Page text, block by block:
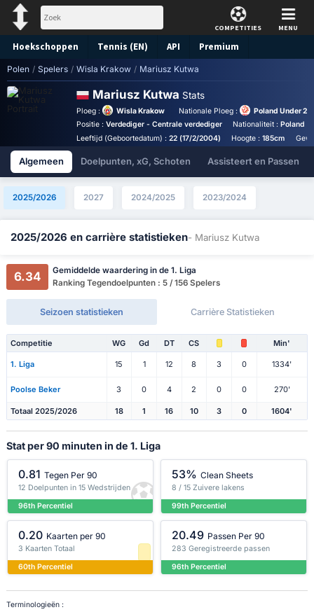
COMPETITIES MENU
Hoekschoppen Tennis (EN) API Premium
Voorspelling
Polen / Spelers / Wisla Krakow / Mariusz Kutwa
Mariusz Kutwa Stats
Ploeg : Wisla Krakow Nationale Ploeg :
Poland Under 20
Positie : Verdediger - Centrale verdediger Nationaliteit :Poland
Leeftijd (Geboortedatum) : 22 (17/2/2004) Hoogte :185cm
Algemeen Doelpunten, xG, Schoten Assisteert en Passen
2025/2026 2027 2024/2025 2023/2024
2025/2026 en carrière statistieken- Mariusz Kutwa
6.34
Gemiddelde waardering in de 1. Liga
Ranking Tegendoelpunten : 5 / 156 Spelers
Seizoen statistieken Carrière Statistieken
Competitie WG Gd DT CS Min'
1. Liga 15 1 12 8 3 0 1334'
Poolse Beker 3 0 4 2 0 0 270'
Totaal 2025/2026 18 1 16 10 3 0 1604'
Stat per 90 minuten in de 1. Liga
0.81 Tegen Per 90
12 Doelpunten in 15 Wedstrijden
96th Percentiel
53% Clean Sheets
8 / 15 Zuivere lakens
99th Percentiel
0.20 Kaarten per 90
3 Kaarten Totaal
60th Percentiel
20.49 Passen Per 90
283 Geregistreerde passen
96th Percentiel
Terminologieën :